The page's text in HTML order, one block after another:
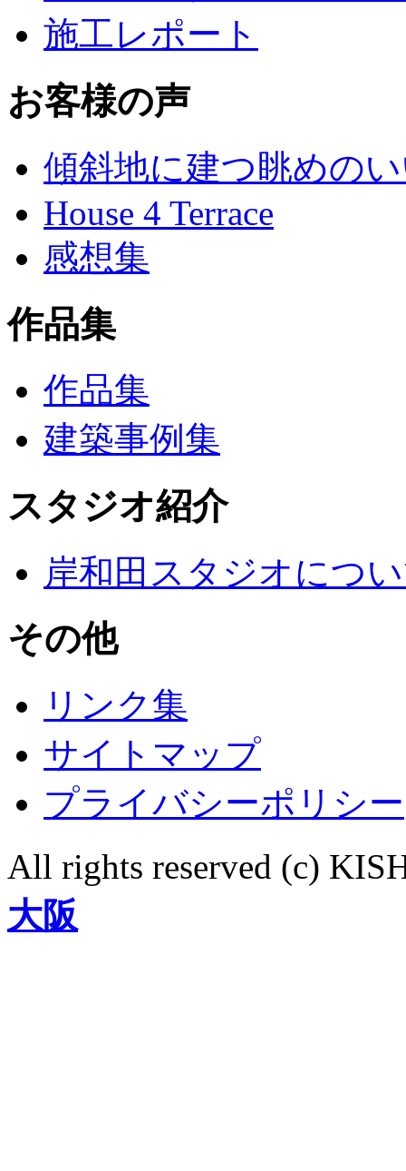
施工レポート
お客様の声
傾斜地に建つ眺めの
House 4 Terrace
感想集
作品集
作品集
建築事例集
スタジオ紹介
岸和田スタジオにつ
その他
リンク集
サイトマップ
プライバシーポリシー
All rights reserved (c)
大阪